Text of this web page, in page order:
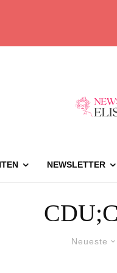
NEWSLETTER
Neueste